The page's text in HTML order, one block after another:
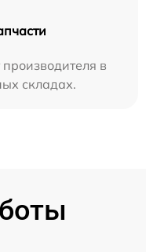
в
складах.